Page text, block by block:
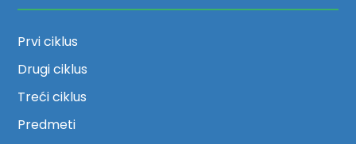
Prvi ciklus
Drugi ciklus
Treći ciklus
Predmeti